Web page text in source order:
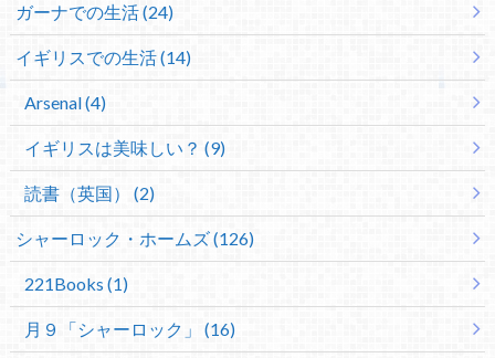
ガーナでの生活 (24)
イギリスでの生活 (14)
Arsenal (4)
イギリスは美味しい？ (9)
読書（英国） (2)
シャーロック・ホームズ (126)
221Books (1)
月９「シャーロック」 (16)